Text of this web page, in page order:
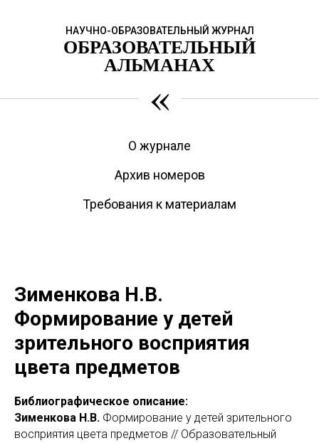
НАУЧНО-ОБРАЗОВАТЕЛЬНЫЙ ЖУРНАЛ
ОБРАЗОВАТЕЛЬНЫЙ
АЛЬМАНАХ
«
О журнале
Архив номеров
Требования к материалам
Зименкова Н.В.
Формирование у детей
зрительного восприятия
цвета предметов
Библиографическое описание:
Зименкова Н.В. Формирование у детей зрительного
восприятия цвета предметов // Образовательный